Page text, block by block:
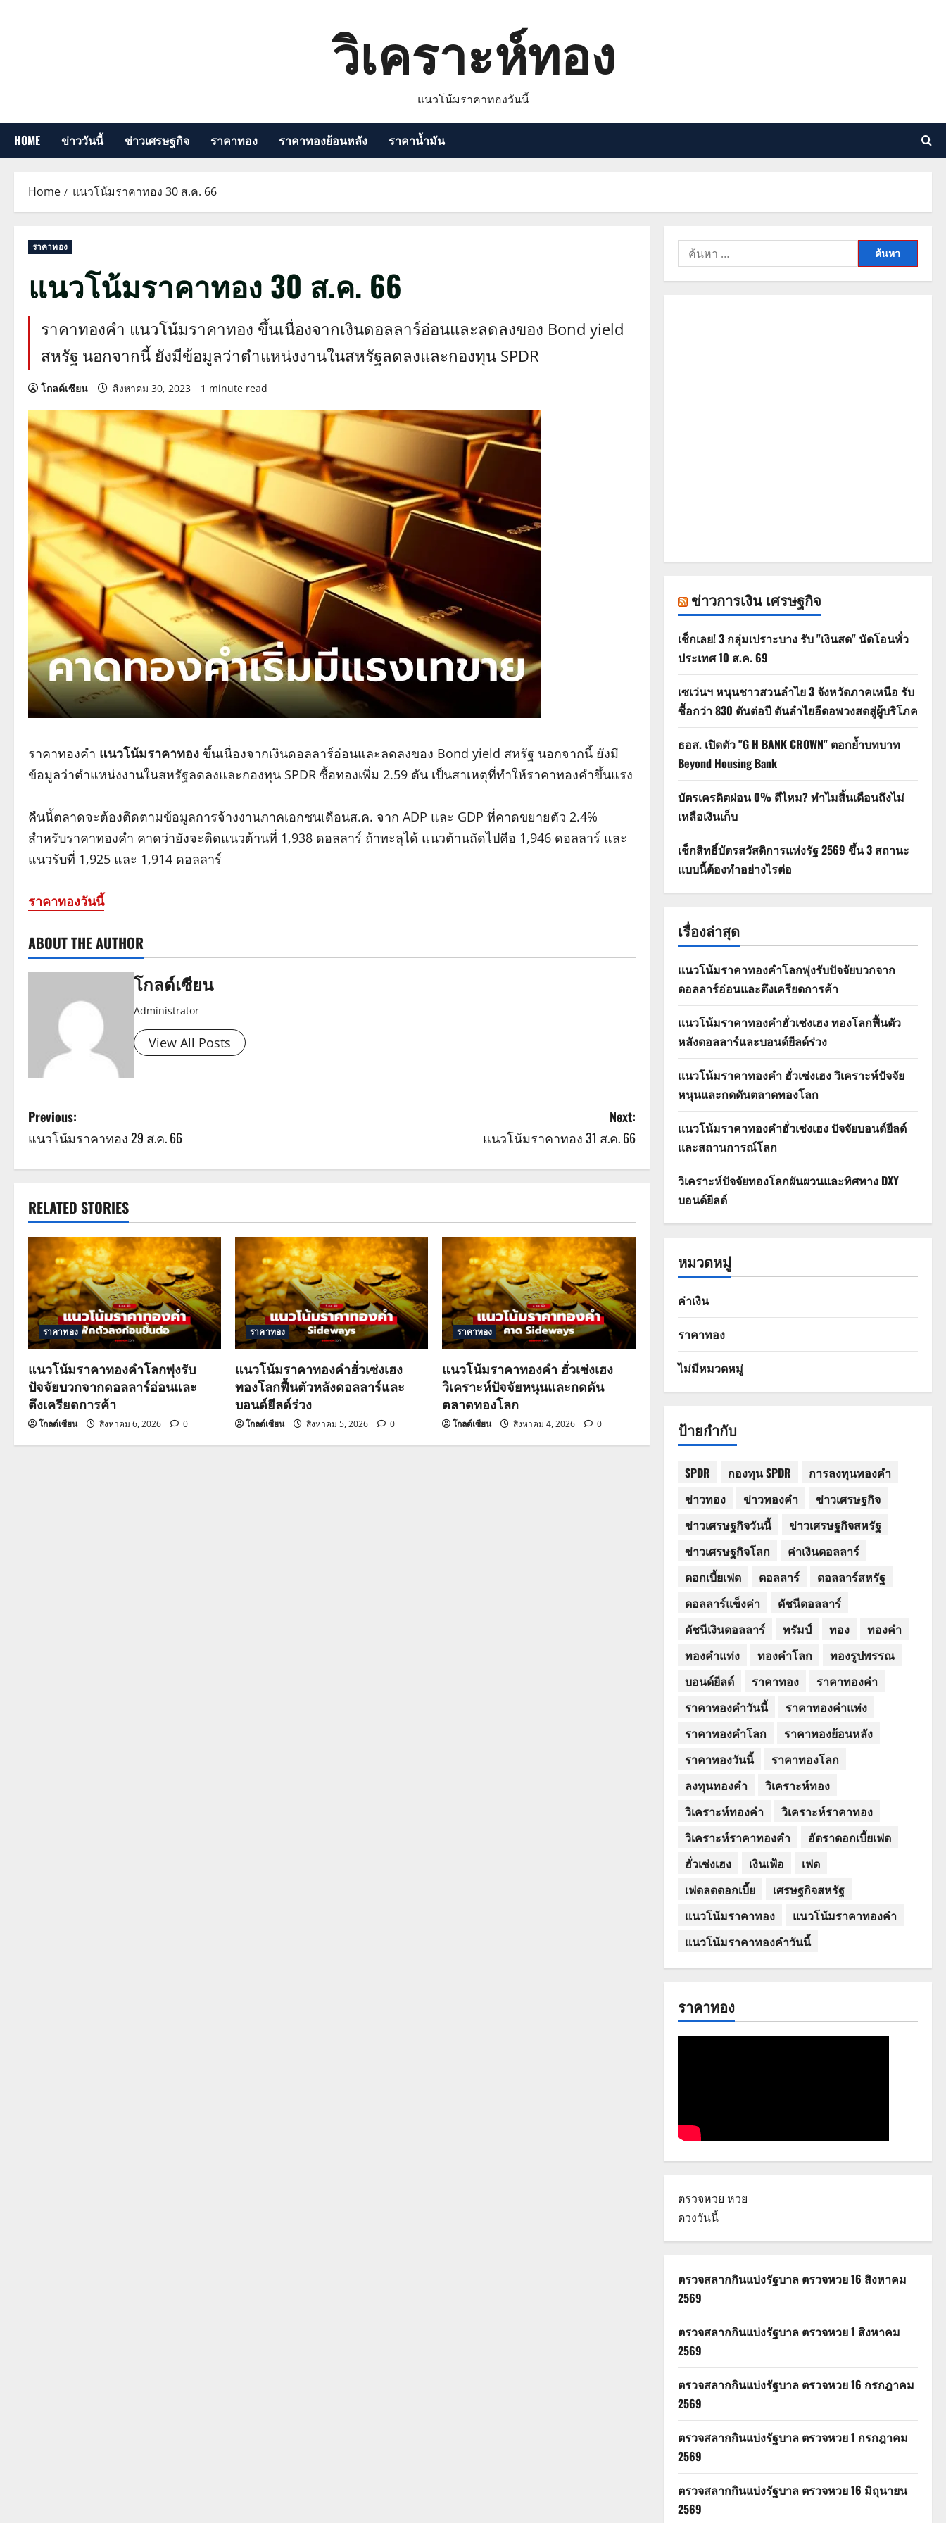
วิเคราะห์ทอง
แนวโน้มราคาทองวันนี้
HOME ข่าววันนี้ ข่าวเศรษฐกิจ ราคาทอง ราคาทองย้อนหลัง ราคาน้ำมัน
Home แนวโน้มราคาทอง 30 ส.ค. 66
ราคาทอง
แนวโน้มราคาทอง 30 ส.ค. 66
ราคาทองคำ แนวโน้มราคาทอง ขึ้นเนื่องจากเงินดอลลาร์อ่อนและลดลงของ Bond yield
สหรัฐ นอกจากนี้ ยังมีข้อมูลว่าตำแหน่งงานในสหรัฐลดลงและกองทุน SPDR
โกลด์เซียน สิงหาคม 30, 2023 1 minute read
ราคาทองคำ แนวโน้มราคาทอง ขึ้นเนื่องจากเงินดอลลาร์อ่อนและลดลงของ Bond yield สหรัฐ นอกจากนี้ ยังมี
ข้อมูลว่าตำแหน่งงานในสหรัฐลดลงและกองทุน SPDR ซื้อทองเพิ่ม 2.59 ตัน เป็นสาเหตุที่ทำให้ราคาทองคำขึ้นแรง
คืนนี้ตลาดจะต้องติดตามข้อมูลการจ้างงานภาคเอกชนเดือนส.ค. จาก ADP และ GDP ที่คาดขยายตัว 2.4%
สำหรับราคาทองคำ คาดว่ายังจะติดแนวต้านที่ 1,938 ดอลลาร์ ถ้าทะลุได้ แนวต้านถัดไปคือ 1,946 ดอลลาร์ และ
แนวรับที่ 1,925 และ 1,914 ดอลลาร์
ราคาทองวันนี้
ABOUT THE AUTHOR
โกลด์เซียน
Administrator
View All Posts
P
o
s
t
n
a
v
i
g
a
t
i
Previous:
แนวโน้มราคาทอง 29 ส.ค. 66
Next:
แนวโน้มราคาทอง 31 ส.ค. 66
RELATED STORIES
ราคาทอง
แนวโน้มราคาทองคำโลกพุ่งรับ
ปัจจัยบวกจากดอลลาร์อ่อนและ
ตึงเครียดการค้า
โกลด์เซียน สิงหาคม 6, 2026 0
ราคาทอง
แนวโน้มราคาทองคำฮั่วเซ่งเฮง
ทองโลกฟื้นตัวหลังดอลลาร์และ
บอนด์ยีลด์ร่วง
โกลด์เซียน สิงหาคม 5, 2026 0
ราคาทอง
แนวโน้มราคาทองคำ ฮั่วเซ่งเฮง
วิเคราะห์ปัจจัยหนุนและกดดัน
ตลาดทองโลก
โกลด์เซียน สิงหาคม 4, 2026 0
ค้นหา
สำหรับ:
ข่าวการเงิน เศรษฐกิจ
เช็กเลย! 3 กลุ่มเปราะบาง รับ "เงินสด" นัดโอนทั่ว
ประเทศ 10 ส.ค. 69
เซเว่นฯ หนุนชาวสวนลำไย 3 จังหวัดภาคเหนือ รับ
ซื้อกว่า 830 ตันต่อปี ดันลำไยอีดอพวงสดสู่ผู้บริโภค
ธอส. เปิดตัว "G H BANK CROWN" ตอกย้ำบทบาท
Beyond Housing Bank
บัตรเครดิตผ่อน 0% ดีไหม? ทำไมสิ้นเดือนถึงไม่
เหลือเงินเก็บ
เช็กสิทธิ์บัตรสวัสดิการแห่งรัฐ 2569 ขึ้น 3 สถานะ
แบบนี้ต้องทำอย่างไรต่อ
เรื่องล่าสุด
แนวโน้มราคาทองคำโลกพุ่งรับปัจจัยบวกจาก
ดอลลาร์อ่อนและตึงเครียดการค้า
แนวโน้มราคาทองคำฮั่วเซ่งเฮง ทองโลกฟื้นตัว
หลังดอลลาร์และบอนด์ยีลด์ร่วง
แนวโน้มราคาทองคำ ฮั่วเซ่งเฮง วิเคราะห์ปัจจัย
หนุนและกดดันตลาดทองโลก
แนวโน้มราคาทองคำฮั่วเซ่งเฮง ปัจจัยบอนด์ยีลด์
และสถานการณ์โลก
วิเคราะห์ปัจจัยทองโลกผันผวนและทิศทาง DXY
บอนด์ยีลด์
หมวดหมู่
ค่าเงิน
ราคาทอง
ไม่มีหมวดหมู่
ป้ายกำกับ
SPDR กองทุน SPDR
การลงทุนทองคำ
ข่าวทอง
ข่าวทองคำ
ข่าวเศรษฐกิจ
ข่าวเศรษฐกิจวันนี้
ข่าวเศรษฐกิจสหรัฐ
ข่าวเศรษฐกิจโลก
ค่าเงินดอลลาร์
ดอกเบี้ยเฟด
ดอลลาร์
ดอลลาร์สหรัฐ
ดอลลาร์แข็งค่า
ดัชนีดอลลาร์
ดัชนีเงินดอลลาร์
ทรัมป์ ทอง
ทองคำ
ทองคำแท่ง
ทองคำโลก
ทองรูปพรรณ
บอนด์ยีลด์
ราคาทอง
ราคาทองคำ
ราคาทองคำวันนี้
ราคาทองคำแท่ง
ราคาทองคำโลก
ราคาทองย้อนหลัง
ราคาทองวันนี้
ราคาทองโลก
ลงทุนทองคำ
วิเคราะห์ทอง
วิเคราะห์ทองคำ
วิเคราะห์ราคาทอง
วิเคราะห์ราคาทองคำ
อัตราดอกเบี้ยเฟด
ฮั่วเซ่งเฮง
เงินเฟ้อ
เฟด
เฟดลดดอกเบี้ย
เศรษฐกิจสหรัฐ
แนวโน้มราคาทอง
แนวโน้มราคาทองคำ
แนวโน้มราคาทองคำวันนี้
ราคาทอง
ตรวจหวย หวย
ดวงวันนี้
ตรวจสลากกินแบ่งรัฐบาล ตรวจหวย 16 สิงหาคม
2569
ตรวจสลากกินแบ่งรัฐบาล ตรวจหวย 1 สิงหาคม
2569
ตรวจสลากกินแบ่งรัฐบาล ตรวจหวย 16 กรกฎาคม
2569
ตรวจสลากกินแบ่งรัฐบาล ตรวจหวย 1 กรกฎาคม
2569
ตรวจสลากกินแบ่งรัฐบาล ตรวจหวย 16 มิถุนายน
2569